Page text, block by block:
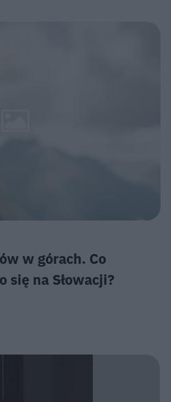
w górach. Co
się na Słowacji?